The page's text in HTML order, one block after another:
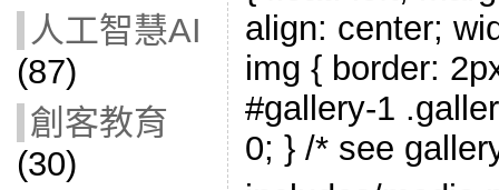
人工智慧AI
(87)
創客教育
(30)
align: center;
img { border:
#gallery-1
0; } /* see